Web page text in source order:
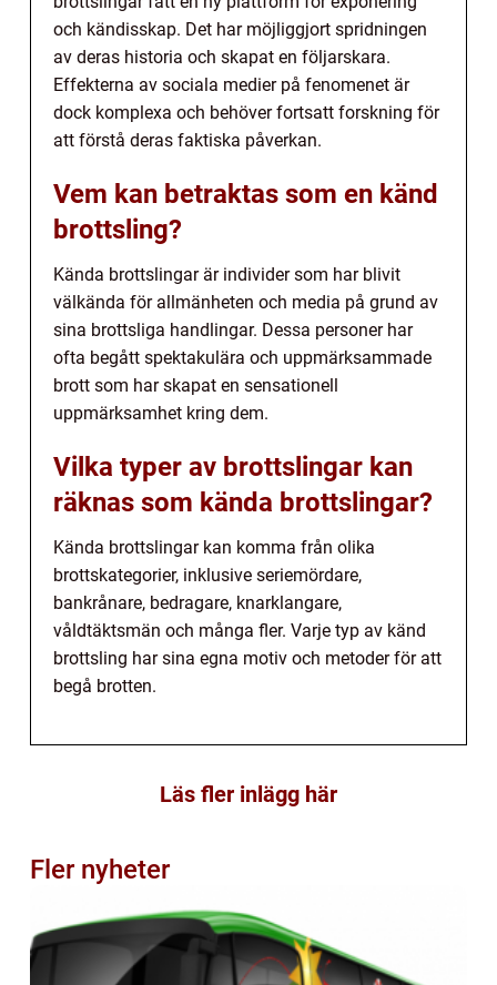
och kändisskap. Det har möjliggjort spridningen
av deras historia och skapat en följarskara.
Effekterna av sociala medier på fenomenet är
dock komplexa och behöver fortsatt forskning för
att förstå deras faktiska påverkan.
Vem kan betraktas som en känd
brottsling?
Kända brottslingar är individer som har blivit
välkända för allmänheten och media på grund av
sina brottsliga handlingar. Dessa personer har
ofta begått spektakulära och uppmärksammade
brott som har skapat en sensationell
uppmärksamhet kring dem.
Vilka typer av brottslingar kan
räknas som kända brottslingar?
Kända brottslingar kan komma från olika
brottskategorier, inklusive seriemördare,
bankrånare, bedragare, knarklangare,
våldtäktsmän och många fler. Varje typ av känd
brottsling har sina egna motiv och metoder för att
begå brotten.
Läs fler inlägg här
Fler nyheter